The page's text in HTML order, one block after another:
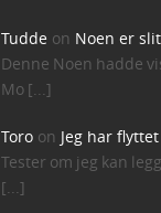
Tudde on Noen er
Denne Noen hadde
Mo [...]
Toro on Jeg har
Tester om jeg kan
[...]